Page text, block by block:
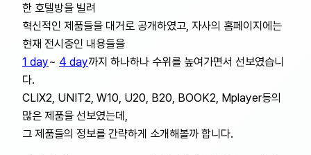
한 호텔방을 빌려
혁신적인 제품들을 대거로 공개하였고, 자사의 홈페이지에는
현재 전시중인 내용들을
1 day~ 4 day까지 하나하나 수위를 높여가면서 선보였습니
다.
CLIX2, UNIT2, W10, U20, B20, BOOK2, Mplayer등의
많은 제품을 선보였는데,
그 제품들의 정보를 간략하게 소개해볼까 합니다.